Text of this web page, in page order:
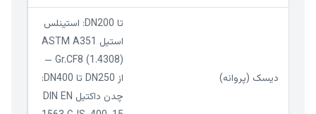
دیسک (پروانه)
تا DN200: استینلس
استیل ASTM A351
Gr.CF8 (1.4308) —
از DN250 تا DN400:
چدن داکتیل DIN EN